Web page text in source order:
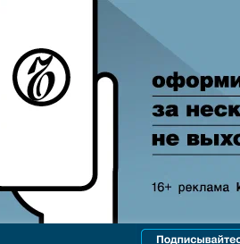
www.kommersant.ru/ad